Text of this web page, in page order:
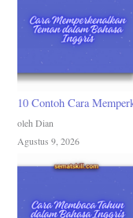
10 Contoh Cara
oleh Dian
Agustus 9, 2026